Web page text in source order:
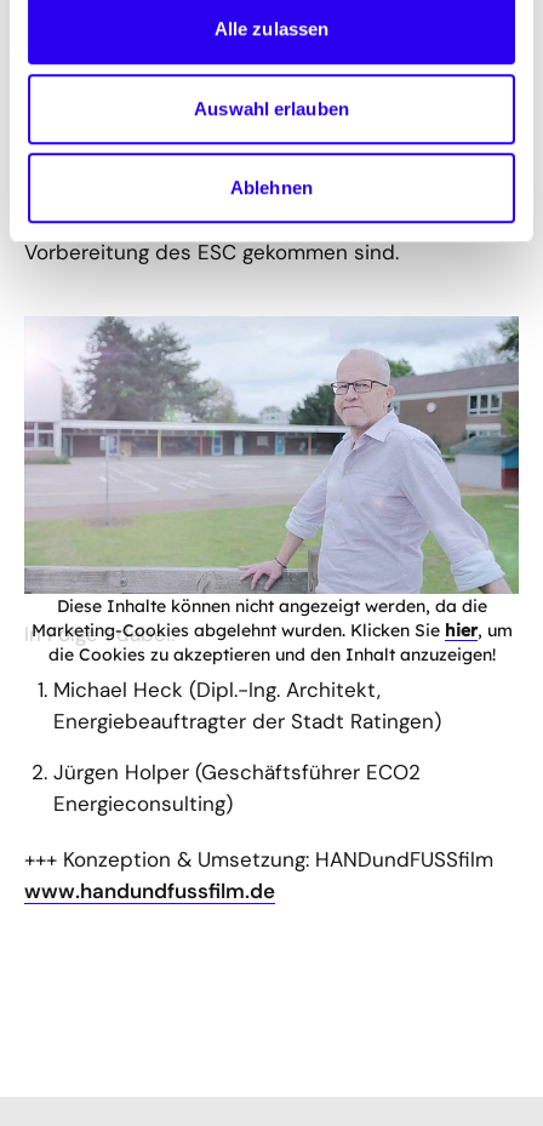
Alle zulassen
Auswahl erlauben
Ablehnen
des ESC.
In der Auftaktfolge berichten Michael Heck (Dipl.-
Ratingen) und Jürgen Holper (ESC-Berater für
Ratingen, Geschäftsführer ECO2
Energieconsulting), was bisher in Ratingen passiert
ist und wie weit sie inzwischen mit der
Vorbereitung des ESC gekommen sind.
Diese Inhalte können nicht angezeigt werden, da die
Marketing-Cookies abgelehnt wurden. Klicken Sie hier, um
die Cookies zu akzeptieren und den Inhalt anzuzeigen!
In Folge 1 dabei:
Michael Heck (Dipl.-Ing. Architekt,
Energiebeauftragter der Stadt Ratingen)
Jürgen Holper (Geschäftsführer ECO2
Energieconsulting)
+++ Konzeption & Umsetzung: HANDundFUSSfilm
www.handundfussfilm.de